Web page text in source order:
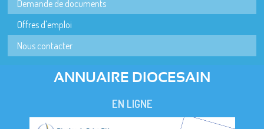
Demande de documents
Offres d'emploi
Nous contacter
ANNUAIRE DIOCESAIN
EN LIGNE